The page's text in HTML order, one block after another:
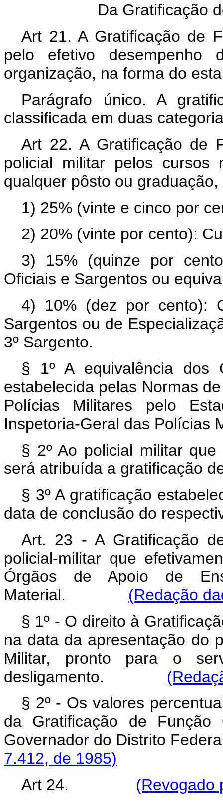
Da Gratificação
Art 21. A Gratificação de
pelo efetivo desempenho
organização, na forma do
Parágrafo único. A
classificada em duas
Art 22. A Gratificação de
policial militar pelos cursos
qualquer pôsto ou
1) 25% (vinte e cinco por
2) 20% (vinte por cento):
3) 15% (quinze por
Oficiais e Sargentos ou
4) 10% (dez por cento):
Sargentos ou de
3º Sargento.
§ 1º A equivalência dos
estabelecida pelas Normas
Polícias Militares pelo
Inspetoria-Geral das Polícias
§ 2º Ao policial militar
será atribuída a gratificação
§ 3º A gratificação
data de conclusão do
Art. 23 - A Gratificação
policial-militar que
Órgãos de Apoio de
Material. (Redação
§ 1º - O direito à
na data da apresentação do
Militar, pronto para o
desligamento.
§ 2º - Os valores
da Gratificação de Função
Governador do Distrito
7.412, de 1985)
Art 24. (Revogado